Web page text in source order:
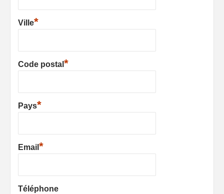
Ville*
Code postal *
Pays*
Email *
Téléphone